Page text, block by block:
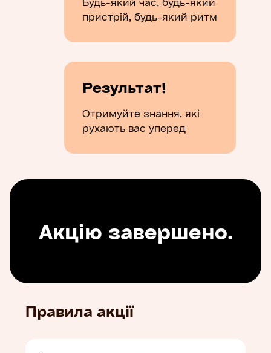
пристрій, будь-який ритм
Результат!
Отримуйте знання, які
рухають вас уперед
Акцію завершено.
Правила акції